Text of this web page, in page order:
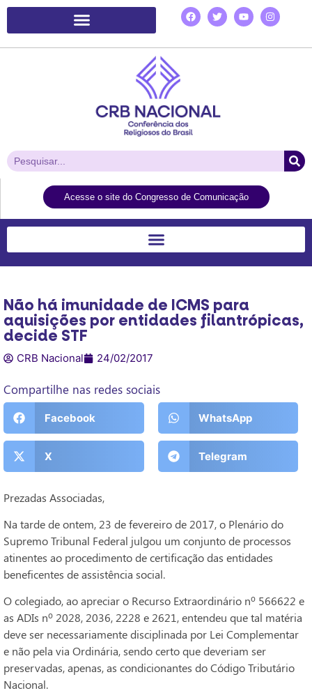
Acesse o site do Congresso de Comunicação
Não há imunidade de ICMS para
aquisições por entidades filantrópicas,
decide STF
CRB Nacional 24/02/2017
Compartilhe nas redes sociais
Facebook WhatsApp
X Telegram
Prezadas Associadas,
Na tarde de ontem, 23 de fevereiro de 2017, o Plenário do
Supremo Tribunal Federal julgou um conjunto de processos
atinentes ao procedimento de certificação das entidades
beneficentes de assistência social.
O colegiado, ao apreciar o Recurso Extraordinário nº 566622 e
as ADIs nº 2028, 2036, 2228 e 2621, entendeu que tal matéria
deve ser necessariamente disciplinada por Lei Complementar
e não pela via Ordinária, sendo certo que deveriam ser
preservadas, apenas, as condicionantes do Código Tributário
Nacional.